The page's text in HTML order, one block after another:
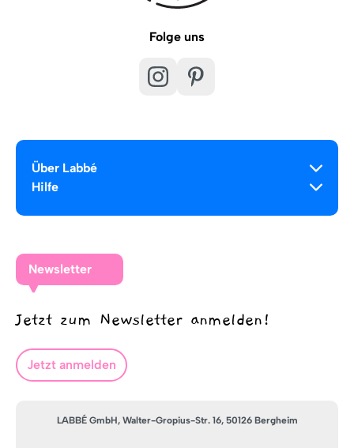
Folge uns
Über Labbé
Hilfe
Newsletter
Jetzt zum Newsletter anmelden!
Jetzt anmelden
LABBÉ GmbH, Walter-Gropius-Str. 16, 50126 Bergheim